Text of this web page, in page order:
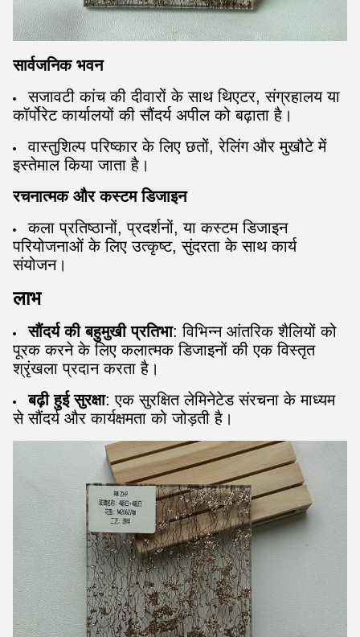
सार्वजनिक भवन
सजावटी कांच की दीवारों के साथ थिएटर, संग्रहालय या
कॉर्पोरेट कार्यालयों की सौंदर्य अपील को बढ़ाता है।
वास्तुशिल्प परिष्कार के लिए छतों, रेलिंग और मुखौटे में
इस्तेमाल किया जाता है।
रचनात्मक और कस्टम डिजाइन
कला प्रतिष्ठानों, प्रदर्शनों, या कस्टम डिजाइन
परियोजनाओं के लिए उत्कृष्ट, सुंदरता के साथ कार्य
संयोजन।
लाभ
सौंदर्य की बहुमुखी प्रतिभा: विभिन्न आंतरिक शैलियों को
पूरक करने के लिए कलात्मक डिजाइनों की एक विस्तृत
श्रृंखला प्रदान करता है।
बढ़ी हुई सुरक्षा: एक सुरक्षित लेमिनेटेड संरचना के माध्यम
से सौंदर्य और कार्यक्षमता को जोड़ती है।